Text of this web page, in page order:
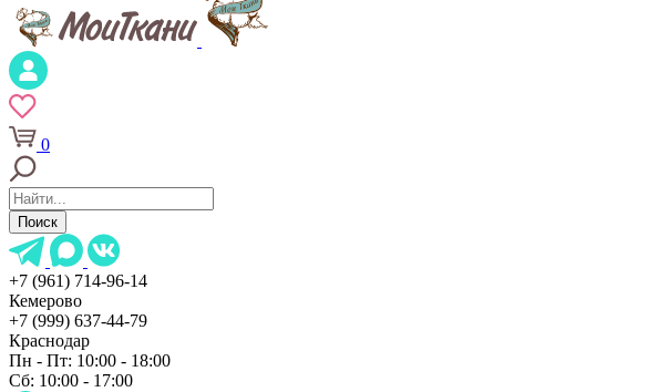
0
Поиск
+7 (961) 714-96-14
Кемерово
+7 (999) 637-44-79
Краснодар
Пн - Пт: 10:00 - 18:00
Сб: 10:00 - 17:00